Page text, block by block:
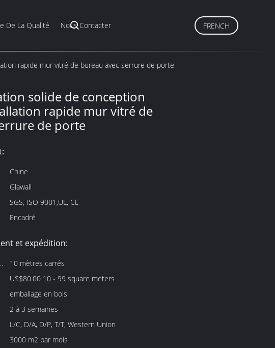
De La Qualité Nous Contacter FRENCH
rapide mur vitré de bureau avec serrure de porte
solide de conception
rapide mur vitré de
de porte
Chine
Glawall
SGS, ISO 9001,UL, CE
Encadré
et expédition:
10 mètres carrés
US$80.00 10 - 99 square meters
emballage en bois
2 à 3 semaines
L/C, D/A, D/P, T/T, Western Union
3000 m2 par mois